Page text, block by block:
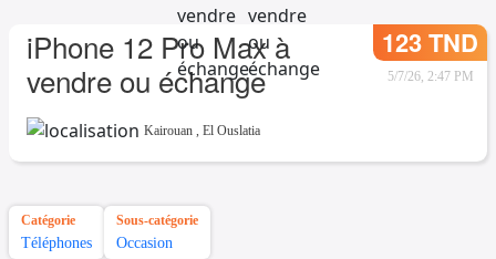
iPhone 12 Pro Max à
vendre ou échange
123 TND
5/7/26, 2:47 PM
Kairouan , El Ouslatia
Catégorie
Téléphones
Sous-catégorie
Occasion